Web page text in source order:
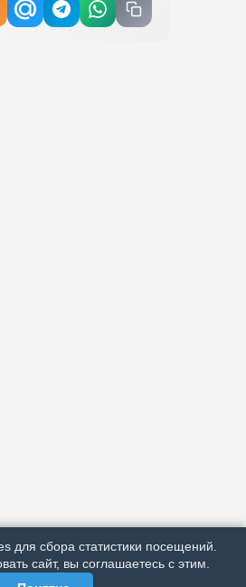
для сбора статистики посещений.
сайт, вы соглашаетесь с этим.